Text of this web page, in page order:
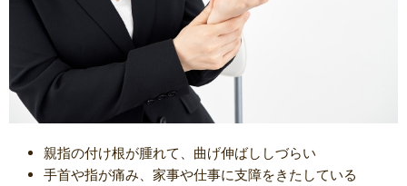
親指の付け根が腫れて、曲げ伸ばししづらい
手首や指が痛み、家事や仕事に支障をきたしている